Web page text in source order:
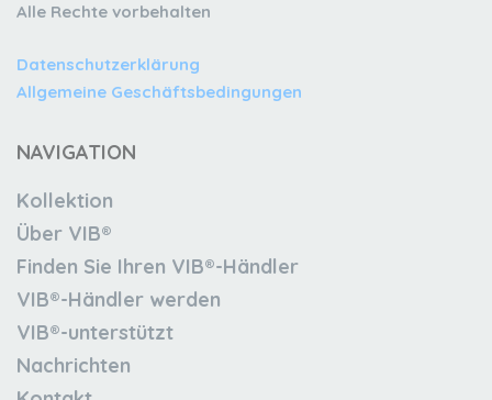
Alle Rechte vorbehalten
Datenschutzerklärung
Allgemeine Geschäftsbedingungen
NAVIGATION
Kollektion
Über VIB®
Finden Sie Ihren VIB®-Händler
VIB®-Händler werden
VIB®-unterstützt
Nachrichten